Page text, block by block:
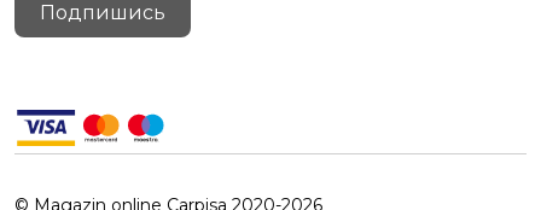
Подпишись
© Magazin online Carpisa 2020-2026